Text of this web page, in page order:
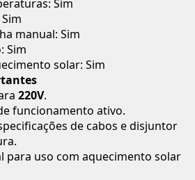
Sim
manual: Sim
Sim
solar: Sim
220V.
funcionamento ativo.
de cabos e disjuntor
para uso com aquecimento solar